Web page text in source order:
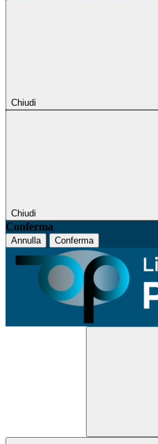
Chiudi
Chiudi
Conferma
Annulla Conferma